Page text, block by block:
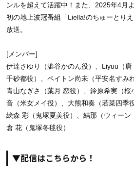
ンルを超えて活躍中！また、2025年4月
初の地上波冠番組「Liella!のちゅーとり
放送。
[メンバー]
伊達さゆり（澁谷かのん役）、Liyuu（
千砂都役）、ペイトン尚未（平安名すみ
青山なぎさ（葉月 恋役）、鈴原希実（
音（米女メイ役）、大熊和奏（若菜四季
絵森 彩（鬼塚夏美役）、結那（ウィーン
倉 花（鬼塚冬毬役）
▼配信はこちらから！